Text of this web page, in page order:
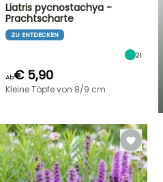
Liatris pycnostachya -
Prachtscharte
ZU ENTDECKEN
21
Ab€ 5,90
Kleine Töpfe von 8/9 cm